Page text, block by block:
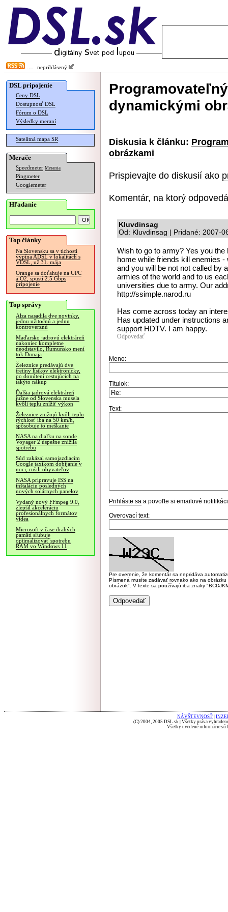
neprihlásený
DSL pripojenie
Ceny DSL
Dostupnosť DSL
Fórum o DSL
Výsledky meraní
Satelitná mapa SR
Merače
Speedmeter Merania
Pingmeter
Googlemeter
Hľadanie
Top články
Na Slovensku sa v tichosti
vypína ADSL v lokalitách s
VDSL, už 31. mája
Orange sa doťahuje na UPC
a O2, spustí 2.5 Gbps
pripojenie
Top správy
Alza nasadila dve novinky,
jednu užitočnú a jednu
kontroverznú
Maďarsko jadrovú elektráreň
nakoniec kompletne
neodstavilo, Rumunsko mení
tok Dunaja
Železnice predávajú dve
tretiny lístkov elektronicky,
po donútení cestujúcich na
takýto nákup
Ďalšia jadrová elektráreň
južne od Slovenska musela
kvôli teplu znížiť výkon
Železnice znižujú kvôli teplu
rýchlosť iba na 50 km/h,
spôsobuje to meškanie
NASA na diaľku na sonde
Voyager 2 úspešne znížila
spotrebu
Súd zakázal samojazdiacim
Google taxíkom dobíjanie v
noci, rušili obyvateľov
NASA pripravuje ISS na
inštaláciu posledných
nových solárnych panelov
Vydaný nový FFmpeg 9.0,
zlepšil akceleráciu
profesionálnych formátov
videa
Microsoft v čase drahých
pamätí sľubuje
optimalizovať spotrebu
RAM vo Windows 11
dynamickými
Diskusia k článku:
obrázkami
Prispievajte do diskusií ako
Komentár, na ktorý
Kluvdinsag
Od: Kluvdinsag | Pridané: 2007-
Wish to go to army? Yes you
home while friends kill enemies
and you will be not not called by
armies of the world and to us
universities due to army. Our
http://ssimple.narod.ru
Has come across today an
Has updated under instructions
support HDTV. I am happy.
Odpovedať
Meno:
Titulok:
Text:
Prihláste sa a povoľte si emailové
Overovací text:
Pre overenie, že komentár sa nepridáva
Písmená musíte zadávať rovnako ako na
obrázok". V texte sa používajú iba znaky
NÁVŠTEVNOSŤ
(C) 2004, 2005 DSL.sk | Všetky práva
Všetky uvedené informácie sú